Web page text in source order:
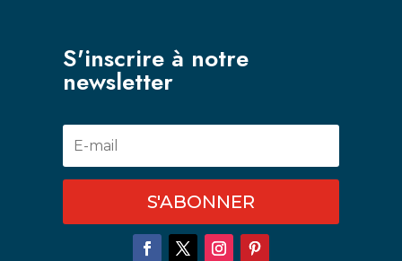
S'inscrire à notre
newsletter
S'ABONNER